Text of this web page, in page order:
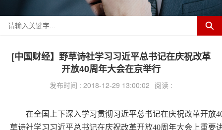
[中国财经】野草诗社学习习近平总书记在庆祝改革
开放40周年大会在京举行
发布时间 : 2018-12-29 13:00:02 阅读 :
在全国上下深入学习贯彻习近平总书记在庆祝改革开放
草诗社学习习近平总书记在庆祝改革开放40周年大会上重要